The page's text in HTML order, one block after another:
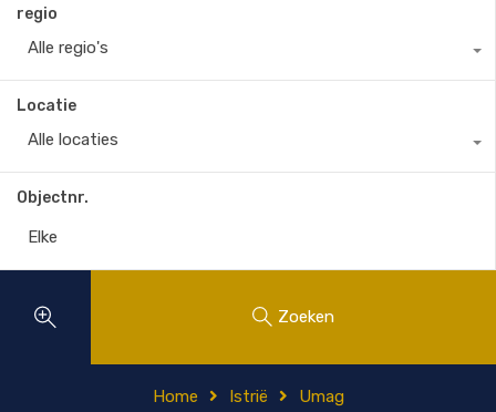
regio
Alle regio's
Locatie
Alle locaties
Objectnr.
Zoeken
Home Istrië Umag